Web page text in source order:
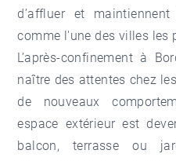
d’affluer et
comme l'une des villes les
L’après-confinement à
naître des attentes chez
de nouveaux
espace extérieur est
balcon, terrasse ou